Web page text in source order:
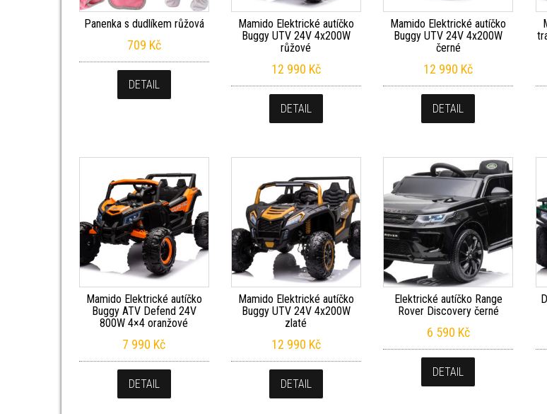
Panenka s dudlíkem růžová
709 Kč
DETAIL
Mamido Elektrické autíčko
Buggy UTV 24V 4x200W
růžové
12 990 Kč
DETAIL
Mamido Elektrické autíčko
Buggy UTV 24V 4x200W
černé
12 990 Kč
DETAIL
Mamido Elektrické autíčko
Buggy ATV Defend 24V
800W 4×4 oranžové
7 990 Kč
DETAIL
Mamido Elektrické autíčko
Buggy UTV 24V 4x200W
zlaté
12 990 Kč
DETAIL
Elektrické autíčko Range
Rover Discovery černé
6 590 Kč
DETAIL